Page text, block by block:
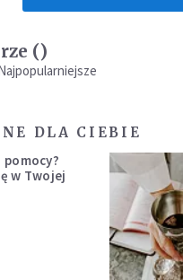
()
DLA CIEBIE
w Twojej